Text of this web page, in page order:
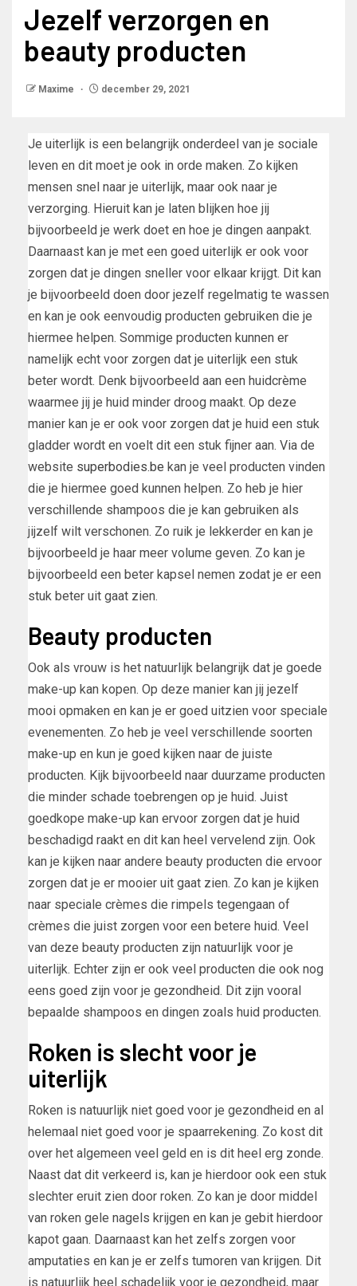
Jezelf verzorgen en
beauty producten
Maxime december 29, 2021
Je uiterlijk is een belangrijk onderdeel van je sociale
leven en dit moet je ook in orde maken. Zo kijken
mensen snel naar je uiterlijk, maar ook naar je
verzorging. Hieruit kan je laten blijken hoe jij
bijvoorbeeld je werk doet en hoe je dingen aanpakt.
Daarnaast kan je met een goed uiterlijk er ook voor
zorgen dat je dingen sneller voor elkaar krijgt. Dit kan
je bijvoorbeeld doen door jezelf regelmatig te wassen
en kan je ook eenvoudig producten gebruiken die je
hiermee helpen. Sommige producten kunnen er
namelijk echt voor zorgen dat je uiterlijk een stuk
beter wordt. Denk bijvoorbeeld aan een huidcrème
waarmee jij je huid minder droog maakt. Op deze
manier kan je er ook voor zorgen dat je huid een stuk
gladder wordt en voelt dit een stuk fijner aan. Via de
website superbodies.be kan je veel producten vinden
die je hiermee goed kunnen helpen. Zo heb je hier
verschillende shampoos die je kan gebruiken als
jijzelf wilt verschonen. Zo ruik je lekkerder en kan je
bijvoorbeeld je haar meer volume geven. Zo kan je
bijvoorbeeld een beter kapsel nemen zodat je er een
stuk beter uit gaat zien.
Beauty producten
Ook als vrouw is het natuurlijk belangrijk dat je goede
make-up kan kopen. Op deze manier kan jij jezelf
mooi opmaken en kan je er goed uitzien voor speciale
evenementen. Zo heb je veel verschillende soorten
make-up en kun je goed kijken naar de juiste
producten. Kijk bijvoorbeeld naar duurzame producten
die minder schade toebrengen op je huid. Juist
goedkope make-up kan ervoor zorgen dat je huid
beschadigd raakt en dit kan heel vervelend zijn. Ook
kan je kijken naar andere beauty producten die ervoor
zorgen dat je er mooier uit gaat zien. Zo kan je kijken
naar speciale crèmes die rimpels tegengaan of
crèmes die juist zorgen voor een betere huid. Veel
van deze beauty producten zijn natuurlijk voor je
uiterlijk. Echter zijn er ook veel producten die ook nog
eens goed zijn voor je gezondheid. Dit zijn vooral
bepaalde shampoos en dingen zoals huid producten.
Roken is slecht voor je
uiterlijk
Roken is natuurlijk niet goed voor je gezondheid en al
helemaal niet goed voor je spaarrekening. Zo kost dit
over het algemeen veel geld en is dit heel erg zonde.
Naast dat dit verkeerd is, kan je hierdoor ook een stuk
slechter eruit zien door roken. Zo kan je door middel
van roken gele nagels krijgen en kan je gebit hierdoor
kapot gaan. Daarnaast kan het zelfs zorgen voor
amputaties en kan je er zelfs tumoren van krijgen. Dit
is natuurlijk heel schadelijk voor je gezondheid, maar